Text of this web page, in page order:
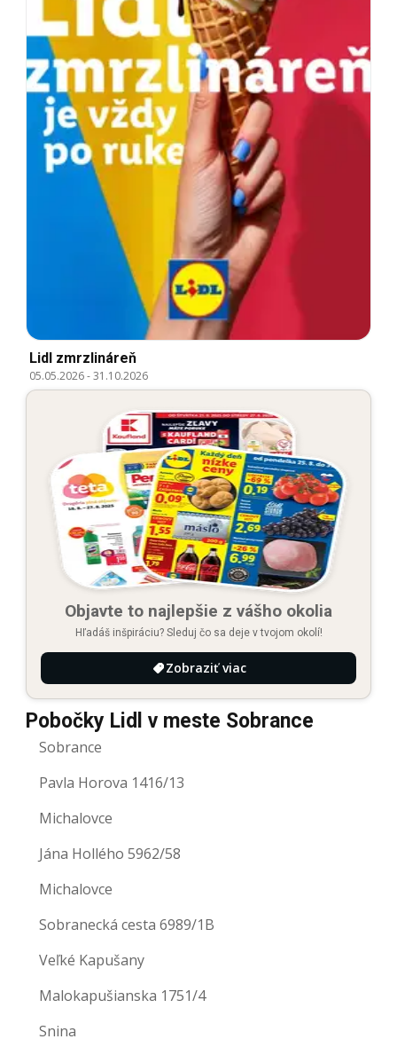
Lidl zmrzlináreň
05.05.2026-31.10.2026
Objavte to najlepšie z vášho okolia
Hľadáš inšpiráciu? Sleduj čo sa deje v tvojom okolí!
Zobraziť viac
Pobočky Lidl v meste Sobrance
Sobrance
Pavla Horova 1416/13
Michalovce
Jána Hollého 5962/58
Michalovce
Sobranecká cesta 6989/1B
Veľké Kapušany
Malokapušianska 1751/4
Snina